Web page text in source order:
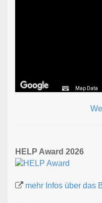
Map Data
HELP Award 2026
mehr Infos über das